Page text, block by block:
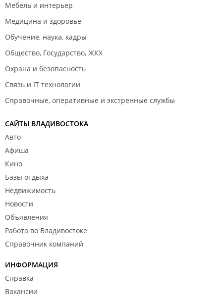
Мебель и интерьер
Медицина и здоровье
Обучение, наука, кадры
Общество, Государство, ЖКХ
Охрана и безопасность
Связь и IT технологии
Справочные, оперативные и экстренные службы
САЙТЫ ВЛАДИВОСТОКА
Авто
Афиша
Кино
Базы отдыха
Недвижимость
Новости
Объявления
Работа во Владивостоке
Справочник компаний
ИНФОРМАЦИЯ
Справка
Вакансии